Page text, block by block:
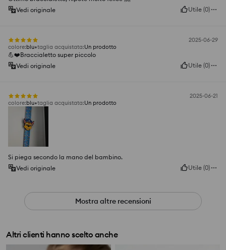
Vedi originale
Utile (0)
2025-06-29
colore:blu taglia acquistata:Un prodotto
💪❤️Braccialetto super piccolo
Vedi originale
Utile (0)
2025-06-21
colore:blu taglia acquistata:Un prodotto
Si piega secondo la mano del bambino.
Vedi originale
Utile (0)
Mostra altre recensioni
Altri clienti hanno scelto anche